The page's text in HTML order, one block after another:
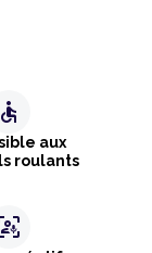
accessible
aux
roulants